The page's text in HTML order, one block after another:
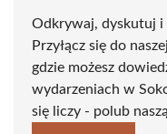
Odkrywaj, dyskutuj i
Przyłącz się do
gdzie możesz
wydarzeniach w
się liczy - polub